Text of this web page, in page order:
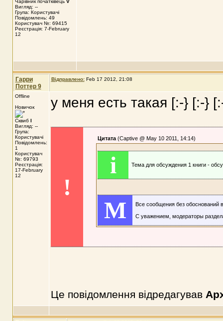
Чарівник початківець V
Вигляд: --
Група: Користувачі
Повідомлень: 49
Користувач №: 69415
Реєстрація: 7-February
12
Гарри
Поттер 9
Відправлено: Feb 17 2012, 21:08
Offline
Новичок
Сквиб I
Вигляд: --
Група:
Користувачі
Повідомлень:
1
Користувач
№: 69793
Реєстрація:
17-February
12
у меня есть такая [:-} [:-}
!
Цитата (Captive @ May 10 2011, 14:14)
i Тема для обсуждения 1 книги -
M
Все сообщения без обоснований
С уважением, модераторы
Це повідомлення відредагував